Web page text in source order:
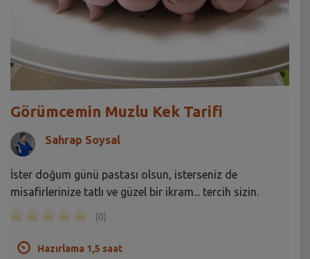
Görümcemin Muzlu Kek Tarifi
Sahrap Soysal
İster doğum günü pastası olsun, isterseniz de
misafirlerinize tatlı ve güzel bir ikram... tercih sizin.
(0)
Hazırlama 1,5 saat